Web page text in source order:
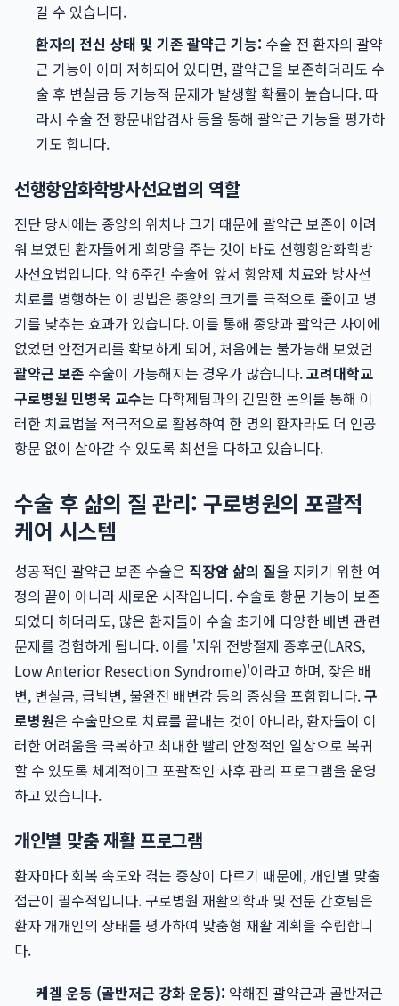
길 수 있습니다.
환자의 전신 상태 및 기존 괄약근 기능: 수술 전 환자의 괄약
근 기능이 이미 저하되어 있다면, 괄약근을 보존하더라도 수
술 후 변실금 등 기능적 문제가 발생할 확률이 높습니다. 따
라서 수술 전 항문내압검사 등을 통해 괄약근 기능을 평가하
기도 합니다.
선행항암화학방사선요법의 역할
진단 당시에는 종양의 위치나 크기 때문에 괄약근 보존이 어려
워 보였던 환자들에게 희망을 주는 것이 바로 선행항암화학방
사선요법입니다. 약 6주간 수술에 앞서 항암제 치료와 방사선
치료를 병행하는 이 방법은 종양의 크기를 극적으로 줄이고 병
기를 낮추는 효과가 있습니다. 이를 통해 종양과 괄약근 사이에
없었던 안전거리를 확보하게 되어, 처음에는 불가능해 보였던
괄약근 보존 수술이 가능해지는 경우가 많습니다.고려대학교
구로병원 민병욱 교수는 다학제팀과의 긴밀한 논의를 통해 이
러한 치료법을 적극적으로 활용하여 한 명의 환자라도 더 인공
항문 없이 살아갈 수 있도록 최선을 다하고 있습니다.
수술 후 삶의 질 관리: 구로병원의 포괄적
케어 시스템
성공적인 괄약근 보존 수술은 직장암 삶의 질을 지키기 위한 여
정의 끝이 아니라 새로운 시작입니다. 수술로 항문 기능이 보존
되었다 하더라도, 많은 환자들이 수술 초기에 다양한 배변 관련
문제를 경험하게 됩니다. 이를 '저위 전방절제 증후군(LARS,
Low Anterior Resection Syndrome)'이라고 하며, 잦은 배
변, 변실금, 급박변, 불완전 배변감 등의 증상을 포함합니다.구
로병원은 수술만으로 치료를 끝내는 것이 아니라, 환자들이 이
러한 어려움을 극복하고 최대한 빨리 안정적인 일상으로 복귀
할 수 있도록 체계적이고 포괄적인 사후 관리 프로그램을 운영
하고 있습니다.
개인별 맞춤 재활 프로그램
환자마다 회복 속도와 겪는 증상이 다르기 때문에, 개인별 맞춤
접근이 필수적입니다. 구로병원 재활의학과 및 전문 간호팀은
환자 개개인의 상태를 평가하여 맞춤형 재활 계획을 수립합니
다.
케겔 운동 (골반저근 강화 운동): 약해진 괄약근과 골반저근